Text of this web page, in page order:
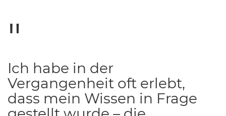
Ich habe in der
Vergangenheit oft erlebt,
dass mein Wissen in Frage